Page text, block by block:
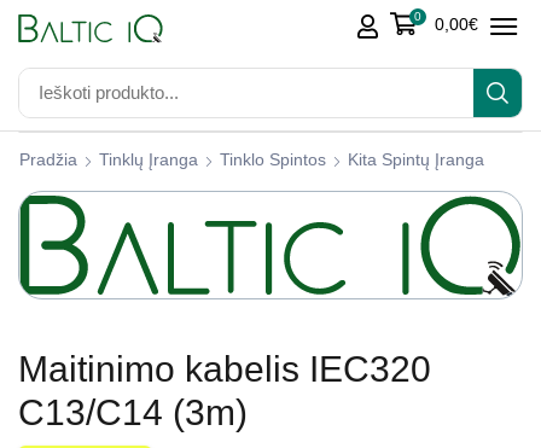
0 0,00€
Pradžia Tinklų Įranga Tinklo Spintos Kita Spintų Įranga
Maitinimo kabelis IEC320
C13/C14 (3m)